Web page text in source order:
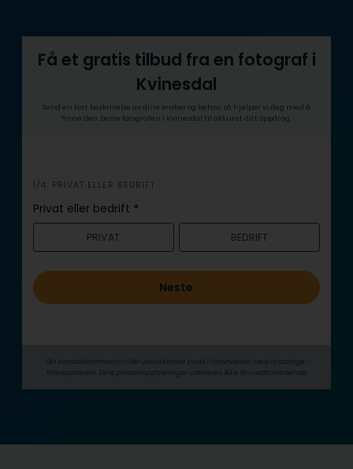
Få et gratis tilbud fra en fotograf i
Kvinesdal
Send en kort beskrivelse av dine ønsker og behov, så hjelper vi deg med å
finne den beste fotografen i Kvinesdal til akkurat ditt oppdrag.
i
n
n
o
d
1/4: PRIVAT ELLER BEDRIFT
Privat eller bedrift *
PRIVAT BEDRIFT
Neste
Din kontaktinformasjon blir utelukkende brukt i forbindelse med oppdrags­
forespørselen. Dine person­­opplysninger utleveres ikke til uvedkommende.